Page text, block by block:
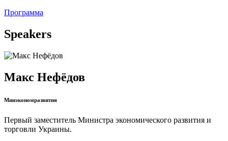
Программа
Speakers
Макс Нефёдов
Минэкономразвития
Первый заместитель Министра экономического развития и
торговли Украины.